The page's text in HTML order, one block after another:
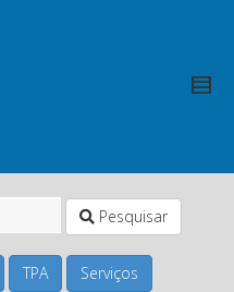
Pesquisar
TPA Serviços